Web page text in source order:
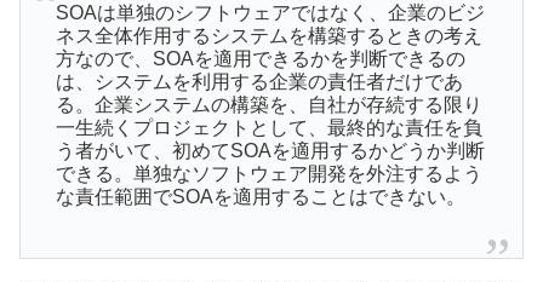
SOAは単独のシフトウェアではなく、企業のビジ
ネス全体作用するシステムを構築するときの考え
方なので、SOAを適用できるかを判断できるの
は、システムを利用する企業の責任者だけであ
る。企業システムの構築を、自社が存続する限り
一生続くプロジェクトとして、最終的な責任を負
う者がいて、初めてSOAを適用するかどうか判断
できる。単独なソフトウェア開発を外注するよう
な責任範囲でSOAを適用することはできない。